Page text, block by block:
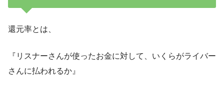
還元率とは、
『リスナーさんが使ったお金に対して、いくらがライバー
さんに払われるか』